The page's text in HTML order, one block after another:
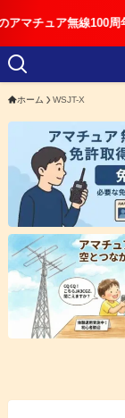
ュア無線100周年に向
ホーム WSJT-X